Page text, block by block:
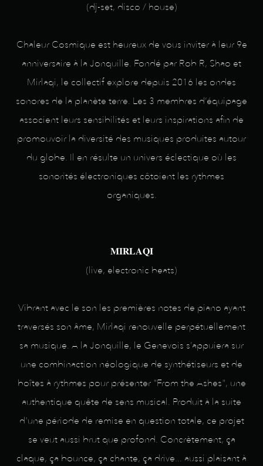
(dj-set, disco / house)
Chaleur Cosmique est heureux de vous inviter à leur 9e
anniversaire à la Jonquille. Fondé par Rob R, Shao et
Mirlaqi, le collectif explore depuis 2016 les ondes
sonores de la planète terre. Les 3 membres d’équipage
associent leurs sensibilités et leurs inspirations afin de
promouvoir la diversité des musiques produites autour
du globe. Il en résulte un univers éclectique où les
sonorités électroniques côtoient les rythmes
organiques.
𝐌𝐈𝐑𝐋𝐀𝐐𝐈
(live, electronic beats)
Vibrant avec le son les premières notes de piano ayant
traversés son âme, Mirlaqi renouvelle perpétuellement
sa musique. A la Jonquille, le Genevois s’appuiera sur
une combinaction néologique de synthétiseurs et de
boîtes à rythmes pour présenter "From the Ashes", une
authentique quête de sens musical. Produit à la suite
d'une période de remise en question totale, ce projet
se veut aussi brut que profond. Concrètement, ça
claque, ça bounce, ça chante, ça drive... aussi plaisant à